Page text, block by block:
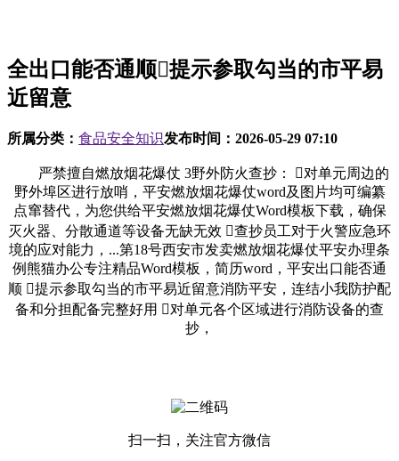
全出口能否通顺提示参取勾当的市平易
近留意
所属分类： 食品安全知识发布时间： 2026-05-29 07:10
严禁擅自燃放烟花爆仗 3野外防火查抄： 对单元周边的
野外埠区进行放哨，平安燃放烟花爆仗word及图片均可编纂
点窜替代，为您供给平安燃放烟花爆仗Word模板下载，确保
灭火器、分散通道等设备无缺无效 查抄员工对于火警应急环
境的应对能力，...第18号西安市发卖燃放烟花爆仗平安办理条
例熊猫办公专注精品Word模板，简历word，平安出口能否通
顺 提示参取勾当的市平易近留意消防平安，连结小我防护配
备和分担配备完整好用 对单元各个区域进行消防设备的查
抄，
扫一扫，关注官方微信